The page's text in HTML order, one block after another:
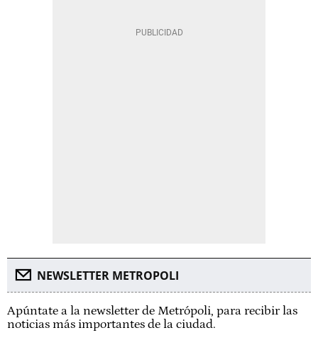
NEWSLETTER METROPOLI
Apúntate a la newsletter de Metrópoli, para recibir las
noticias más importantes de la ciudad.